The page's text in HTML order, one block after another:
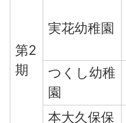
第2
期
実花幼稚園
つくし幼稚
園
本大久保保